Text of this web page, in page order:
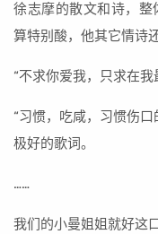
徐志摩的散文和诗，
算特别酸，他其它情诗
“不求你爱我，只求在我
“习惯，吃咸，习惯伤
极好的歌词。
……
我们的小曼姐姐就好这